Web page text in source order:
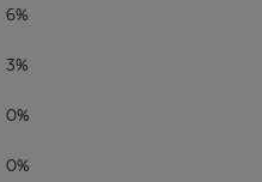
6%
3%
0%
0%